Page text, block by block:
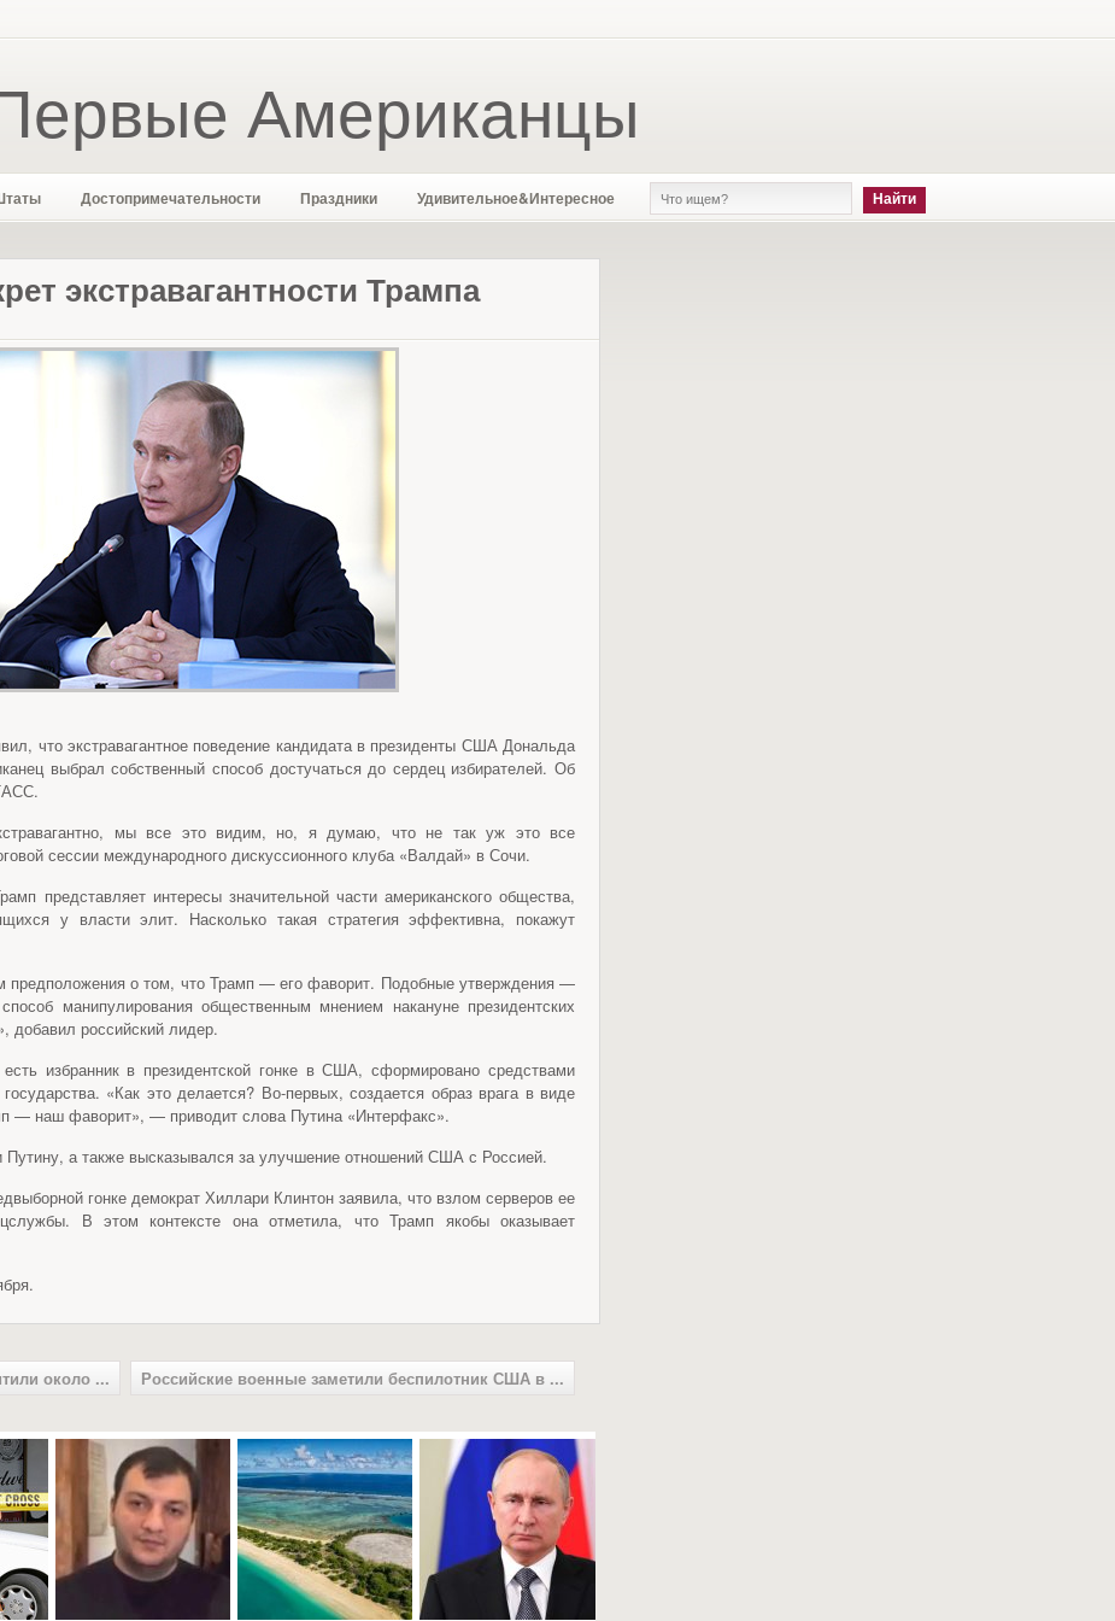
Американцы
Достопримечательности Праздники Удивительное&Интересное
экстравагантности Трампа
что экстравагантное поведение кандидата в президенты США Дональда
выбрал собственный способ достучаться до сердец избирателей. Об
мы все это видим, но, я думаю, что не так уж это все
сессии международного дискуссионного клуба «Валдай» в Сочи.
представляет интересы значительной части американского общества,
у власти элит. Насколько такая стратегия эффективна, покажут
предположения о том, что Трамп — его фаворит. Подобные утверждения —
манипулирования общественным мнением накануне президентских
добавил российский лидер.
избранник в президентской гонке в США, сформировано средствами
«Как это делается? Во-первых, создается образ врага в виде
— наш фаворит», — приводит слова Путина «Интерфакс».
а также высказывался за улучшение отношений США с Россией.
гонке демократ Хиллари Клинтон заявила, что взлом серверов ее
В этом контексте она отметила, что Трамп якобы оказывает
около ... Российские военные заметили беспилотник США в ...